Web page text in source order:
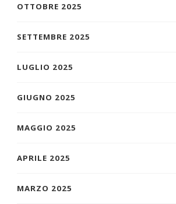
OTTOBRE 2025
SETTEMBRE 2025
LUGLIO 2025
GIUGNO 2025
MAGGIO 2025
APRILE 2025
MARZO 2025